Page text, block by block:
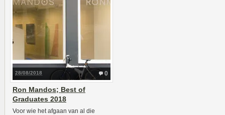
0
28/08/2018
Ron Mandos; Best of
Graduates 2018
Voor wie het afgaan van al die